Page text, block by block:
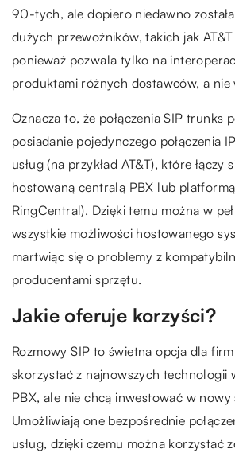
90-tych, ale dopiero niedawno
dużych przewoźników, takich jak AT&T
ponieważ pozwala tylko na
produktami różnych dostawców, a nie
Oznacza to, że połączenia SIP trunks
posiadanie pojedynczego połączenia
usług (na przykład AT&T), które łączy
hostowaną centralą PBX lub
RingCentral). Dzięki temu można w
wszystkie możliwości hostowanego
martwiąc się o problemy z
producentami sprzętu.
Jakie oferuje korzyści?
Rozmowy SIP to świetna opcja dla
skorzystać z najnowszych technologii
PBX, ale nie chcą inwestować w nowy
Umożliwiają one bezpośrednie
usług, dzięki czemu można korzystać